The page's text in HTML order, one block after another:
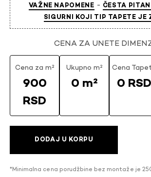
VAŽNE NAPOMENE - ČESTA
SIGURNI KOJI TIP TAPETE JE
CENA ZA UNETE
Cena za m²
900
RSD
Ukupno m²
0 m²
Cena
0 RSD
DODAJ U KORPU
*Minimalna cena porudžbine bez montaže je